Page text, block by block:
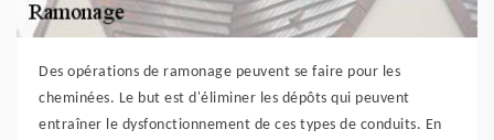
Des opérations de ramonage peuvent se faire pour les
cheminées. Le but est d'éliminer les dépôts qui peuvent
entraîner le dysfonctionnement de ces types de conduits. En